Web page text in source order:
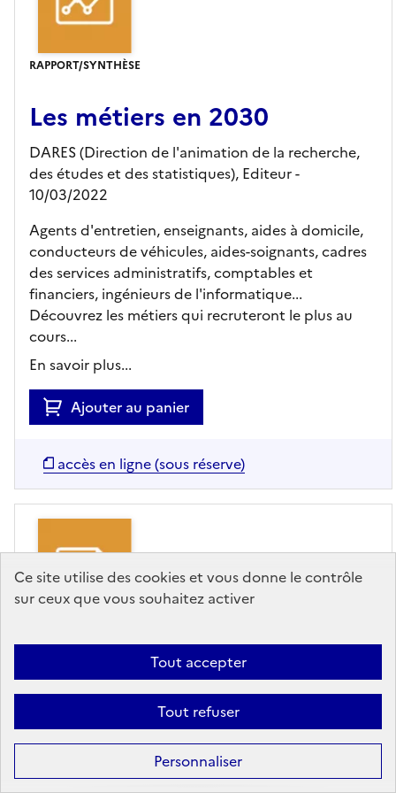
Ce site utilise des cookies et vous donne le contrôle
sur ceux que vous souhaitez activer
Tout accepter
Tout refuser
Personnaliser
RAPPORT/SYNTHÈSE
Les métiers en 2030
DARES (Direction de l'animation de la recherche,
des études et des statistiques), Editeur-
10/03/2022
Agents d'entretien, enseignants, aides à domicile,
conducteurs de véhicules, aides-soignants, cadres
des services administratifs, comptables et
financiers, ingénieurs de l'informatique...
Découvrez les métiers qui recruteront le plus au
cours...
En savoir plus...
Ajouter au panier
accès en ligne (sous réserve)
Quels métiers en 2030 ?
DARES (Direction de l'animation de la recherche,
des études et des statistiques),